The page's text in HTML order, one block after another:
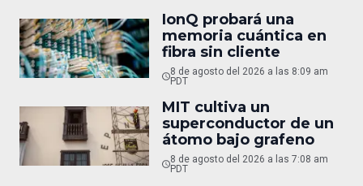
IonQ probará una
memoria cuántica en
fibra sin cliente
8 de agosto del 2026 a las 8:09 am
PDT
MIT cultiva un
superconductor de un
átomo bajo grafeno
8 de agosto del 2026 a las 7:08 am
PDT